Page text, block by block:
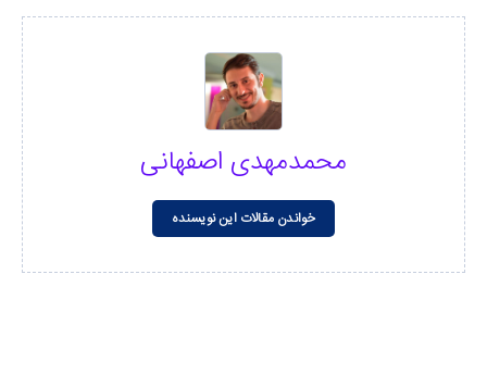
محمدمهدی اصفهانی
خواندن مقالات این نویسنده